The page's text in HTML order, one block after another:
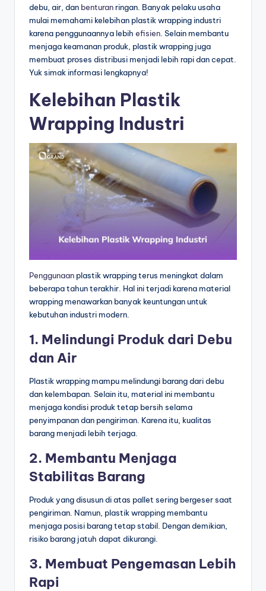
debu, air, dan benturanringan. Banyak pelaku usaha
mulai memahami kelebihan plastik wrapping industri
karena penggunaannya lebih efisien. Selain membantu
menjaga keamanan produk, plastik wrapping juga
membuat proses distribusi menjadi lebih rapi dan cepat.
Yuk simak informasi lengkapnya!
Kelebihan Plastik
Wrapping Industri
Penggunaan plastik wrapping terus meningkat dalam
beberapa tahun terakhir. Hal ini terjadi karena material
wrapping menawarkan banyak keuntungan untuk
kebutuhan industri modern.
1. Melindungi Produk dari Debu
dan Air
Plastik wrapping mampu melindungi barang dari debu
dan kelembapan. Selain itu, material ini membantu
menjaga kondisi produk tetap bersih selama
penyimpanan dan pengiriman. Karena itu, kualitas
barang menjadi lebih terjaga.
2. Membantu Menjaga
Stabilitas Barang
Produk yang disusun di atas pallet sering bergeser saat
pengiriman. Namun, plastik wrapping membantu
menjaga posisi barang tetap stabil. Dengan demikian,
risiko barang jatuh dapat dikurangi.
3. Membuat Pengemasan Lebih
Rapi